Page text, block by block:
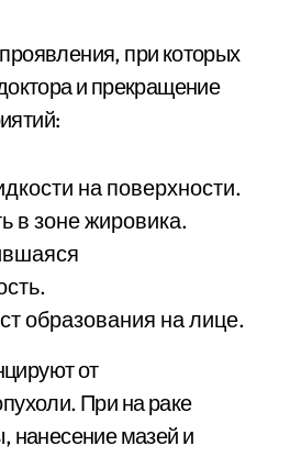
при которых
и прекращение
на поверхности.
в зоне жировика.
образования на лице.
от
При на раке
нанесение мазей и